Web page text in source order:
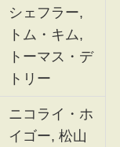
シェフラー,
トム・キム,
トーマス・デ
トリー
ニコライ・ホ
イゴー, 松山